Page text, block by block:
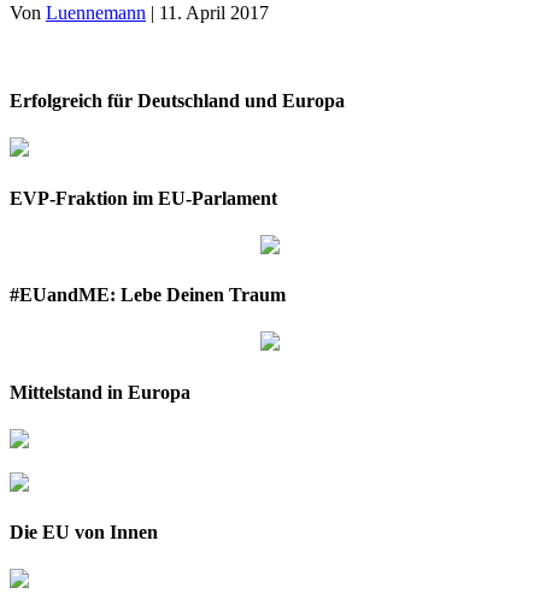
Von Luennemann | 11. April 2017
Erfolgreich für Deutschland und Europa
EVP-Fraktion im EU-Parlament
#EUandME: Lebe Deinen Traum
Mittelstand in Europa
Die EU von Innen